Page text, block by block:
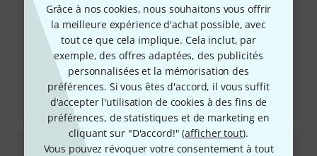
Grâce à nos cookies, nous souhaitons vous offrir
la meilleure expérience d'achat possible, avec
tout ce que cela implique. Cela inclut, par
exemple, des offres adaptées, des publicités
personnalisées et la mémorisation des
préférences. Si vous êtes d'accord, il vous suffit
d'accepter l'utilisation de cookies à des fins de
préférences, de statistiques et de marketing en
cliquant sur "D'accord!" (afficher tout).
Vous pouvez révoquer votre consentement à tout
Review
Ibanez TOD10 Tim Henson Signature